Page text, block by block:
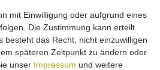
langer Lebensdauer
von o.g. Modellen
zum Gerät passenden Ladegerät
mit Einwilligung oder aufgrund eines
Die Zustimmung kann erteilt
besteht das Recht, nicht einzuwilligen
späteren Zeitpunkt zu ändern oder
unser Impressum und weitere